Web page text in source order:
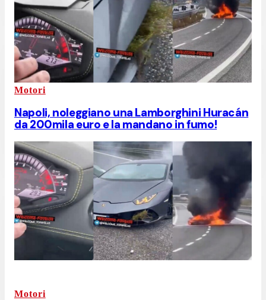
Motori
Napoli, noleggiano una Lamborghini Huracán
da 200mila euro e la mandano in fumo!
Motori